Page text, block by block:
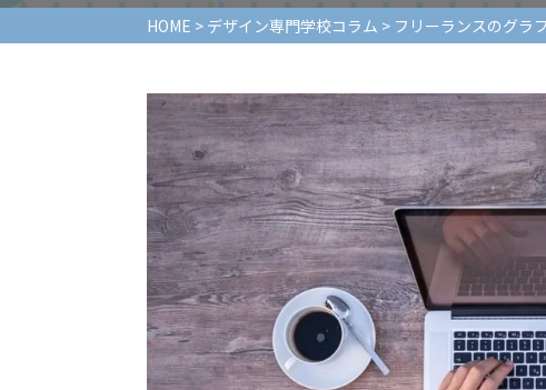
HOME > デザイン専門学校コラム > フリーランスのグラ